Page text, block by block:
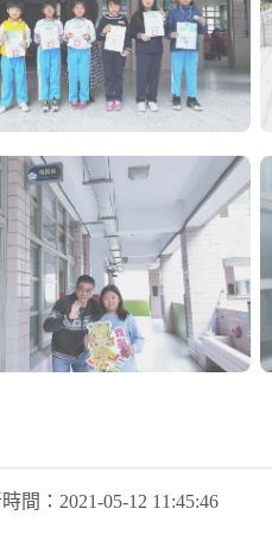
間： 2021-05-12 11:45:46